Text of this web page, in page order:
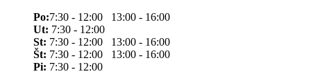
Po:7:30 - 12:00 13:00 - 16:00
Ut: 7:30 - 12:00
St: 7:30 - 12:00 13:00 - 16:00
Št: 7:30 - 12:00 13:00 - 16:00
Pi: 7:30 - 12:00